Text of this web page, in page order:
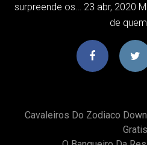
surpreende os… 23 abr, 2020
de
Cavaleiros Do Zodiaco
Gratis